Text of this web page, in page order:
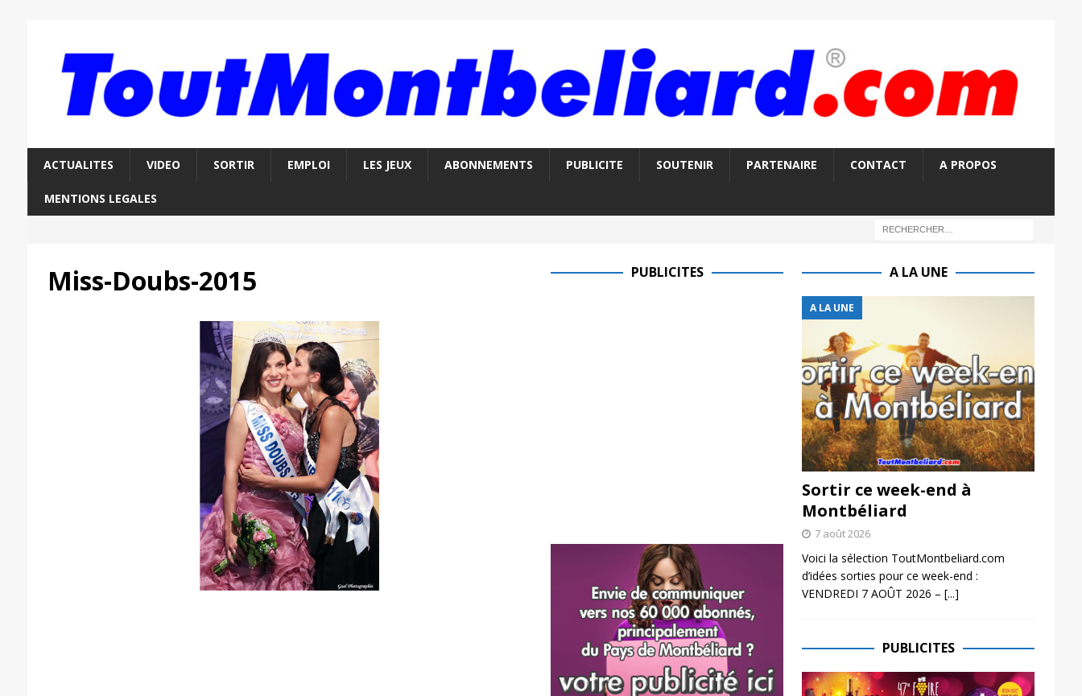
ACTUALITES VIDEO SORTIR EMPLOI LES JEUX ABONNEMENTS PUBLICITE SOUTENIR PARTENAIRE CONTACT A PROPOS
MENTIONS LEGALES
Miss-Doubs-2015 PUBLICITES A LA UNE
A LA UNE
Sortir ce week-end à
Montbéliard
7 août 2026
Voici la sélection ToutMontbeliard.com
d’idées sorties pour ce week-end :
VENDREDI 7 AOÛT 2026 – [...]
PUBLICITES